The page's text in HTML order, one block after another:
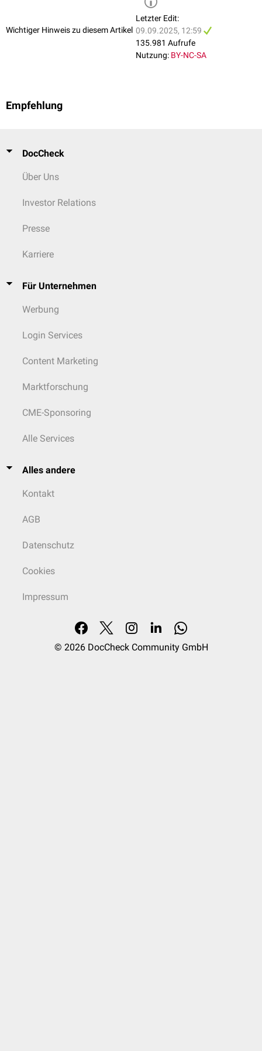
Wichtiger Hinweis zu diesem Artikel
Letzter Edit:
09.09.2025, 12:59
135.981 Aufrufe
Nutzung: BY-NC-SA
Empfehlung
DocCheck
Über Uns
Investor Relations
Presse
Karriere
Für Unternehmen
Werbung
Login Services
Content Marketing
Marktforschung
CME-Sponsoring
Alle Services
Alles andere
Kontakt
AGB
Datenschutz
Cookies
Impressum
© 2026 DocCheck Community GmbH